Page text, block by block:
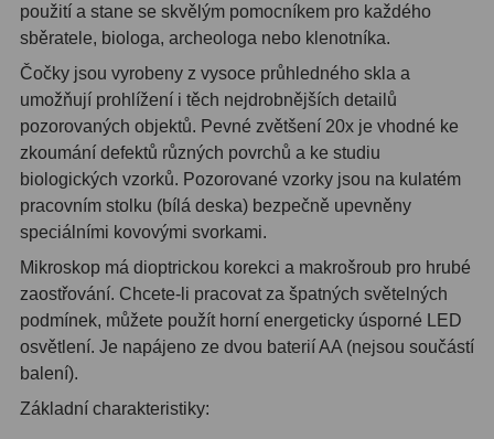
použití a stane se skvělým pomocníkem pro každého
sběratele, biologa, archeologa nebo klenotníka.
Čočky jsou vyrobeny z vysoce průhledného skla a
umožňují prohlížení i těch nejdrobnějších detailů
pozorovaných objektů. Pevné zvětšení 20x je vhodné ke
zkoumání defektů různých povrchů a ke studiu
biologických vzorků. Pozorované vzorky jsou na kulatém
pracovním stolku (bílá deska) bezpečně upevněny
speciálními kovovými svorkami.
Mikroskop má dioptrickou korekci a makrošroub pro hrubé
zaostřování. Chcete-li pracovat za špatných světelných
podmínek, můžete použít horní energeticky úsporné LED
osvětlení. Je napájeno ze dvou baterií AA (nejsou součástí
balení).
Základní charakteristiky: